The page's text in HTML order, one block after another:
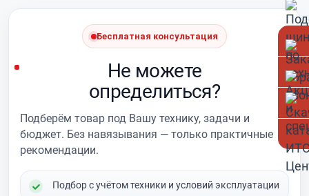
Бесплатная консультация
Не можете
определиться?
Подберём товар под Вашу технику, задачи и
бюджет. Без навязывания — только практичные
рекомендации.
Подбор с учётом техники и условий эксплуатации